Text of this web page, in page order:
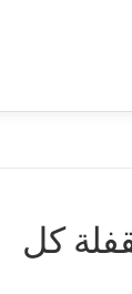
سيارة مقفلة كل